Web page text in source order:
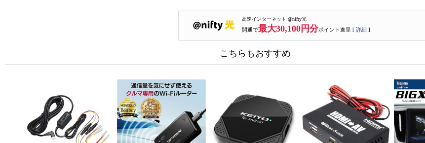
高速インターネット @nifty光
開通で最大30,100円分ポイント進呈 [ 詳細 ]
こちらもおすすめ